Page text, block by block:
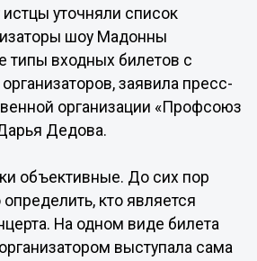
уточняли список
шоу Мадонны
типы входных билетов с
заявила пресс-
организации «Профсоюз
Дедова.
объективные. До сих пор
кто является
На одном виде билета
выступала сама